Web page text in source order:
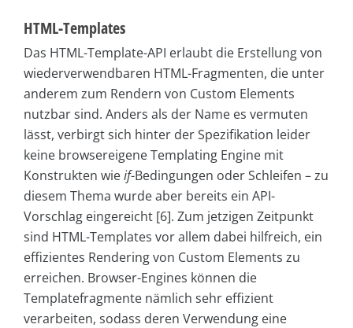
HTML-Templates
Das HTML-Template-API erlaubt die Erstellung von
wiederverwendbaren HTML-Fragmenten, die unter
anderem zum Rendern von Custom Elements
nutzbar sind. Anders als der Name es vermuten
lässt, verbirgt sich hinter der Spezifikation leider
keine browsereigene Templating Engine mit
Konstrukten wieif-Bedingungen oder Schleifen – zu
diesem Thema wurde aber bereits ein API-
Vorschlag eingereicht [6]. Zum jetzigen Zeitpunkt
sind HTML-Templates vor allem dabei hilfreich, ein
effizientes Rendering von Custom Elements zu
erreichen. Browser-Engines können die
Templatefragmente nämlich sehr effizient
verarbeiten, sodass deren Verwendung eine